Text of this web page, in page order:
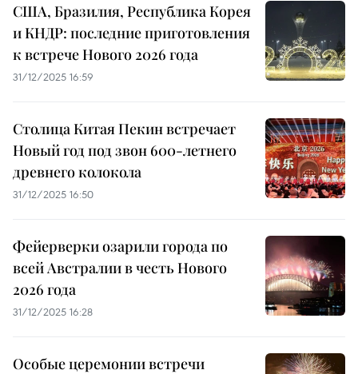
США, Бразилия, Республика Корея
и КНДР: последние приготовления
к встрече Нового 2026 года
31/12/2025 16:59
Столица Китая Пекин встречает
Новый год под звон 600-летнего
древнего колокола
31/12/2025 16:50
Фейерверки озарили города по
всей Австралии в честь Нового
2026 года
31/12/2025 16:28
Особые церемонии встречи